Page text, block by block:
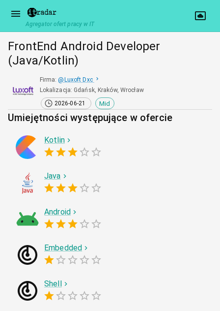
Agregator ofert pracy w IT
FrontEnd Android Developer
(Java/Kotlin)
Firma: @ Luxoft Dxc
Lokalizacja: Gdańsk, Kraków, Wrocław
2026-06-21
Mid
Umiejętności występujące w ofercie
Kotlin
Java
Android
Embedded
Shell